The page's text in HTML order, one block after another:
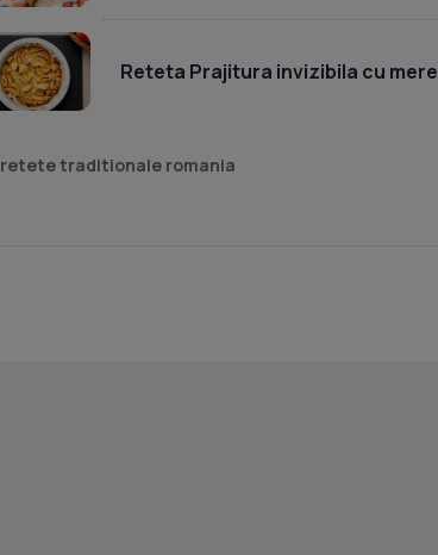
Reteta Prajitura invizibila cu mere
retete traditionale romania